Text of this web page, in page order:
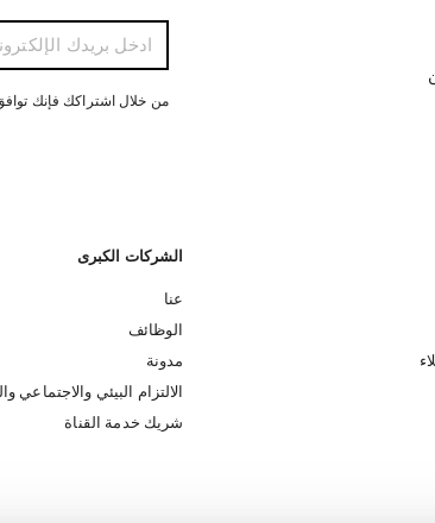
من خلال اشتراكك فإنك
الشركات الكبرى
عنا
الوظائف
مدونة
الالتزام البيئي والاجتماعي
شريك خدمة القناة